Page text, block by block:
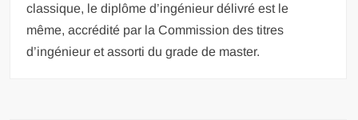
classique, le diplôme d’ingénieur délivré est le
même, accrédité par la Commission des titres
d’ingénieur et assorti du grade de master.